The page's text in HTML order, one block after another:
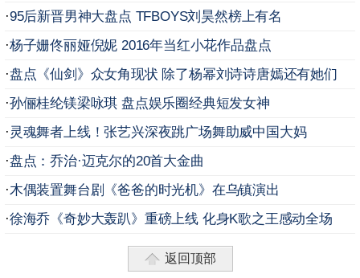
·95后新晋男神大盘点 TFBOYS刘昊然榜上有名
·杨子姗佟丽娅倪妮 2016年当红小花作品盘点
·盘点《仙剑》众女角现状 除了杨幂刘诗诗唐嫣还有她们
·孙俪桂纶镁梁咏琪 盘点娱乐圈经典短发女神
· 灵魂舞者上线！张艺兴深夜跳广场舞助威中国大妈
·盘点：乔治·迈克尔的20首大金曲
·木偶装置舞台剧《爸爸的时光机》在乌镇演出
·徐海乔《奇妙大轰趴》重磅上线 化身K歌之王感动全场
返回顶部